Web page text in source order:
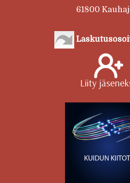
61800
Liity